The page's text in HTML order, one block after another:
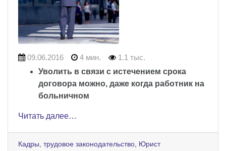
09.06.2016 4 мин.
1.1 тыс.
Уволить в связи с истечением срока
договора можно, даже когда работник на
больничном
Читать далее…
Кадры, трудовое законодательство Юрист